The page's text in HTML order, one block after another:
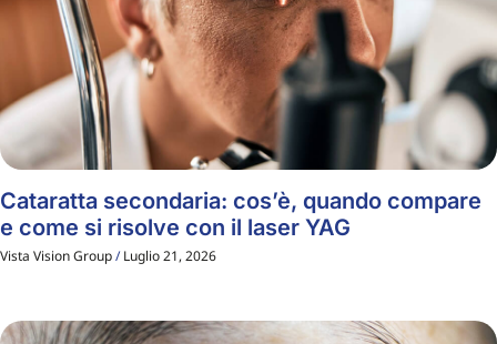
Cataratta secondaria: cos’è, quando compare
e come si risolve con il laser YAG
Vista Vision Group Luglio 21, 2026